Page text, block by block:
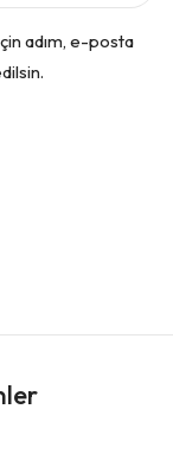
adım, e-posta